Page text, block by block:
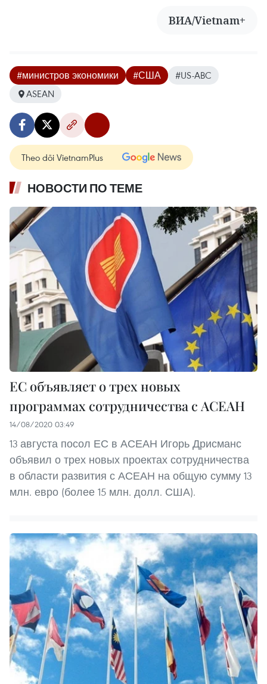
ВИА/Vietnam+
#министров экономики #США
#US-ABC
ASEAN
Theo dõi VietnamPlus
НОВОСТИ ПО ТЕМЕ
ЕС объявляет о трех новых
программах сотрудничества с АСЕАН
14/08/2020 03:49
13 августа посол ЕС в АСЕАН Игорь Дрисманс
объявил о трех новых проектах сотрудничества
в области развития с АСЕАН на общую сумму 13
млн. евро (более 15 млн. долл. США).